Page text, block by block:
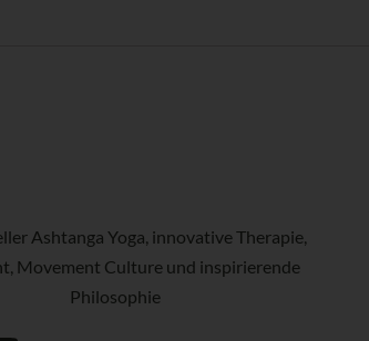
Ashtanga Yoga, innovative Therapie,
Movement Culture und inspirierende
Philosophie